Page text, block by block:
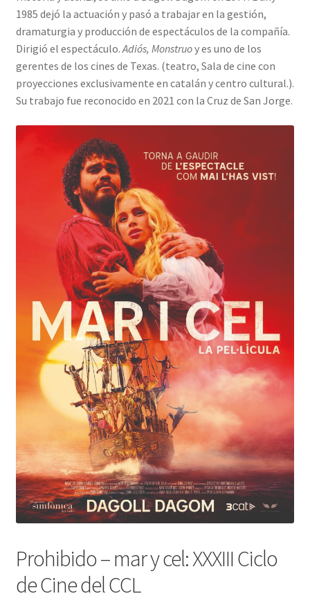
1985 dejó la actuación y pasó a trabajar en la gestión,
dramaturgia y producción de espectáculos de la compañía.
Dirigió el espectáculo.Adiós, Monstruoy es uno de los
gerentes de los cines de Texas. (teatro, Sala de cine con
proyecciones exclusivamente en catalán y centro cultural.).
Su trabajo fue reconocido en 2021 con la Cruz de San Jorge.
Prohibido – mar y cel: XXXIII Ciclo
de Cine del CCL